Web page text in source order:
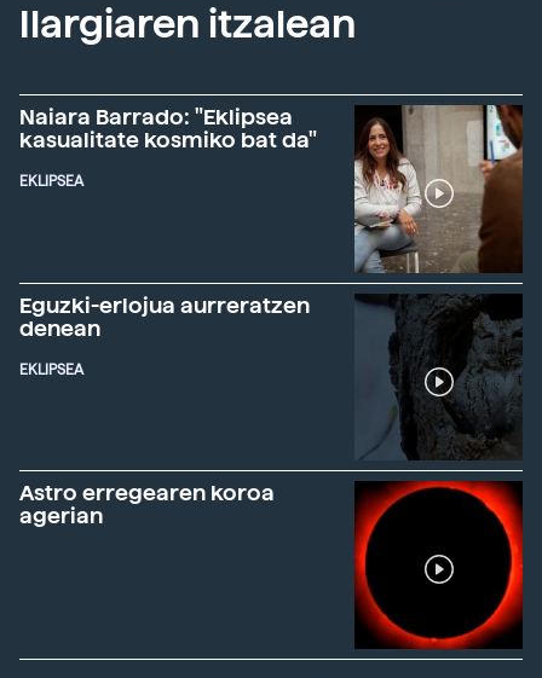
Ilargiaren itzalean
Naiara Barrado: "Eklipsea
kasualitate kosmiko bat da"
EKLIPSEA
Eguzki-erlojua aurreratzen
denean
EKLIPSEA
Astro erregearen koroa
agerian